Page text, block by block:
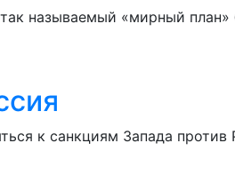
называемый «мирный план»
к санкциям Запада